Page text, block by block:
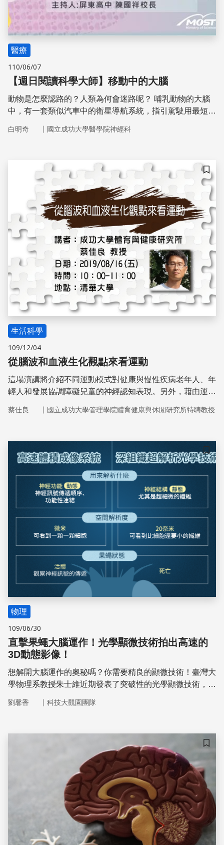
醫療
110/06/07
【週日閱讀科學大師】移動中的大腦
動物是怎麼認路的？人類為何會迷路呢？ 哺乳動物的大腦
中，有一套類似汽車中的衛星導航系統，指引駕駛用最短的
及相關的大腦結構之功能有關，這經常是阿茲海默症早期被
白明奇 ｜ 國立成功大學醫學院神經科
儲存
生活科學
109/12/04
從腦波和血液生化觀點來看運動
這場演講將介紹不同運動模式對健康與慢性疾病老年人、年
輕人和發展協調障礙兒童的神經認知表現。另外，藉由運動
會被討論。
蔡佳良 ｜ 國立成功大學管理學院體育健康與休閒研究所特聘教授
儲存
物理
109/06/30
直擊果蠅大腦運作！光學顯微技術拍出高速的
3D動態影像！
想解開大腦運作的奧秘嗎？你需要精良的顯微技術！臺灣大
學物理系教授朱士維近期發表了突破性的光學顯微技術，成
中神經細胞的動態連結。此外，朱士維也發表可用在深層組
度，連緊鄰的神經纖維結構也能清楚分辨。
劉馨香 ｜ 科技大觀園團隊
儲存